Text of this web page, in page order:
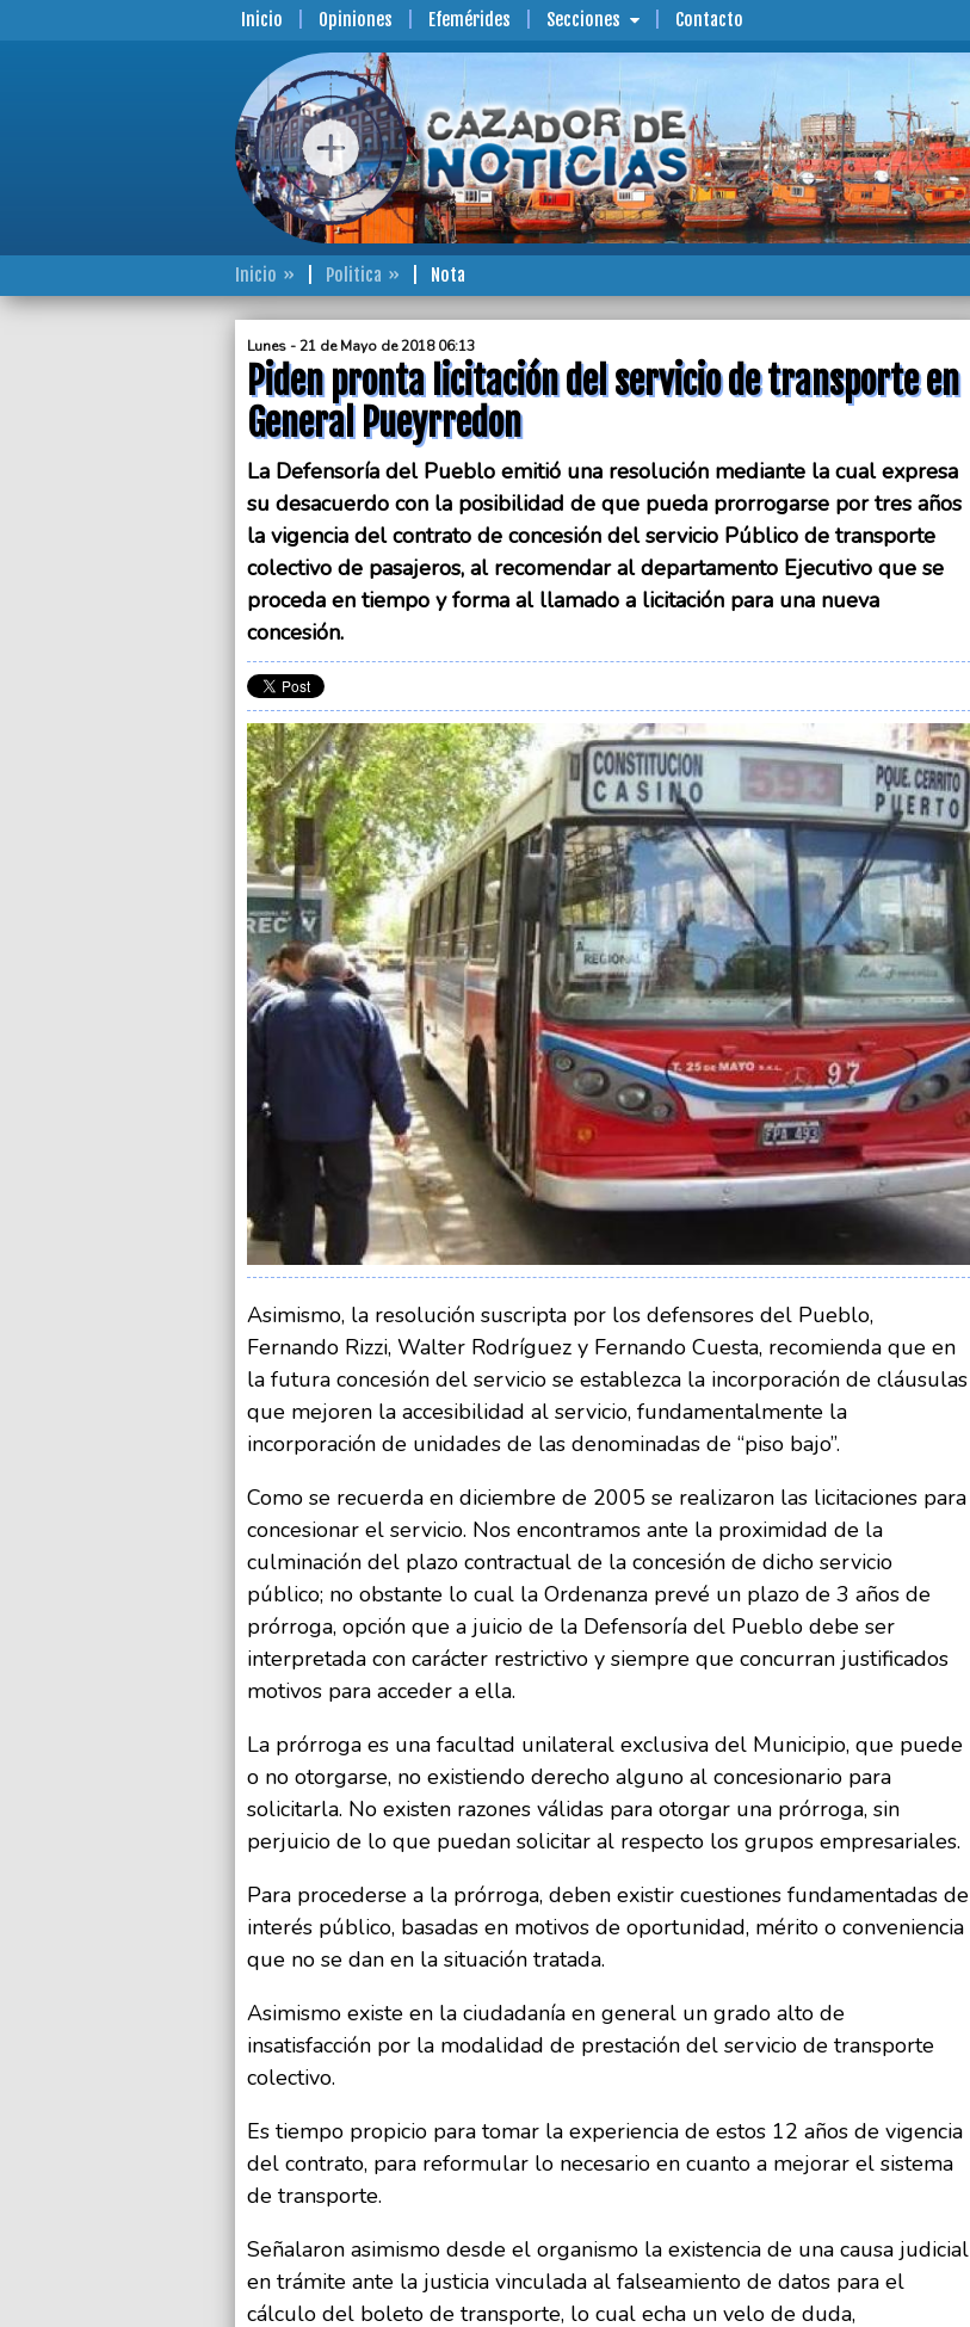
Inicio Opiniones Efemérides Secciones Contacto
Inicio Politica Nota
Lunes - 21 de Mayo de 2018 06:13
Piden pronta licitación del servicio de transporte en
General Pueyrredon
La Defensoría del Pueblo emitió una resolución mediante la cual expresa
su desacuerdo con la posibilidad de que pueda prorrogarse por tres años
la vigencia del contrato de concesión del servicio Público de transporte
colectivo de pasajeros, al recomendar al departamento Ejecutivo que se
proceda en tiempo y forma al llamado a licitación para una nueva
concesión.
Asimismo, la resolución suscripta por los defensores del Pueblo,
Fernando Rizzi, Walter Rodríguez y Fernando Cuesta, recomienda que en
la futura concesión del servicio se establezca la incorporación de cláusulas
que mejoren la accesibilidad al servicio, fundamentalmente la
incorporación de unidades de las denominadas de “piso bajo”.
Como se recuerda en diciembre de 2005 se realizaron las licitaciones para
concesionar el servicio. Nos encontramos ante la proximidad de la
culminación del plazo contractual de la concesión de dicho servicio
público; no obstante lo cual la Ordenanza prevé un plazo de 3 años de
prórroga, opción que a juicio de la Defensoría del Pueblo debe ser
interpretada con carácter restrictivo y siempre que concurran justificados
motivos para acceder a ella.
La prórroga es una facultad unilateral exclusiva del Municipio, que puede
o no otorgarse, no existiendo derecho alguno al concesionario para
solicitarla. No existen razones válidas para otorgar una prórroga, sin
perjuicio de lo que puedan solicitar al respecto los grupos empresariales.
Para procederse a la prórroga, deben existir cuestiones fundamentadas de
interés público, basadas en motivos de oportunidad, mérito o conveniencia
que no se dan en la situación tratada.
Asimismo existe en la ciudadanía en general un grado alto de
insatisfacción por la modalidad de prestación del servicio de transporte
colectivo.
Es tiempo propicio para tomar la experiencia de estos 12 años de vigencia
del contrato, para reformular lo necesario en cuanto a mejorar el sistema
de transporte.
Señalaron asimismo desde el organismo la existencia de una causa judicial
en trámite ante la justicia vinculada al falseamiento de datos para el
cálculo del boleto de transporte, lo cual echa un velo de duda,